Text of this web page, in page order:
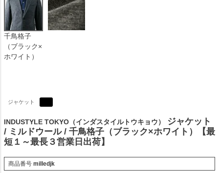
千鳥格子
（ブラック×
ホワイト）
ジャケット
INDUSTYLE TOKYO（インダスタイルトウキョウ）
ジャケット
/ ミルドウール / 千鳥格子（ブラック×ホワイト）【最
短１～最長３営業日出荷】
商品番号 milledjk